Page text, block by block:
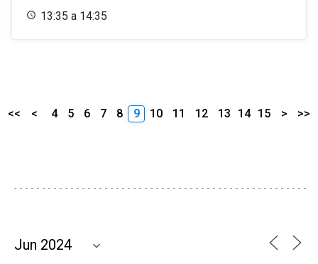
13:35 a 14:35
<< < 4 5 6 7 8 9 10 11 12 13 14 15 > >>